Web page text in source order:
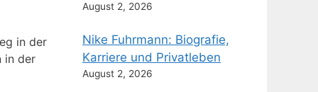
in der
in der
August 2, 2026
Nike Fuhrmann: Biografie,
Karriere und Privatleben
August 2, 2026